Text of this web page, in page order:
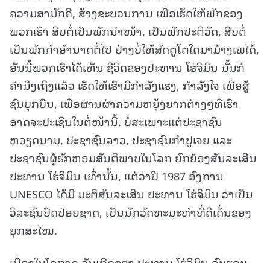
ຄວາມສາມັກຄີ, ສ້າງຂະບວນການ ເພື່ອເຮັດໃຫ້ພັກຂອງ
ພວກເຮົາ ສືບຕໍ່ເປັນພັກນໍາໜ້າ, ເປັນພັກປະຕິວັດ, ສືບຕໍ່
ເປັນພັກກໍາອໍານາດຕໍ່ໄປ ຢ່າງບໍ່ໃຫ້ສັດຕູໂຕໃດມາມ້າງເພໄດ້,
ອັນນີ້ພວກເຮົາໄດ້ເຫັນ ຊີວິດຂອງປະທານ ໂຮ່ຈິມິນ ນັ້ນກໍ
ຄໍານຶງເຖິງແລ້ວ ເຮັດໃຫ້ເຮົາມີກໍາລັງແຮງ, ກໍາລັງໃຈ ເພື່ອສູ້
ຊົນບຸກບືນ, ເພື່ອຜ່ານຜ່າຄວາມຫຍຸ້ງຍາກຕ່າງໆທີ່ເຮົາ
ອາດຈະປະເຊີນໃນຕໍ່ໜ້ານີ້. ບໍ່ສະເພາະແຕ່ປະຊາຊົນ
ຫວຽດນາມ, ປະຊາຊົນລາວ, ປະຊາຊົນກໍາປູເຈຍ ແລະ
ປະຊາຊົນຜູ້ຮັກຫອມສັນຕິພາບໃນໂລກ ຍົກຍ້ອງສັນລະເສີນ
ປະທານ ໂຮ່ຈິມິນ ເທົ່ານັ້ນ, ແຕ່ວ່າປີ 1987 ອົງການ
UNESCO ໄດ້ມີ ມະຕິສັນລະເສີນ ປະທານ ໂຮ່ຈິມິນ ວ່າເປັນ
ວິລະຊົນປົດປ່ອຍຊາດ, ເປັນນັກວັດທະນະທໍາທີ່ດີເດັ່ນຂອງ
ຍຸກສະໄໝ.